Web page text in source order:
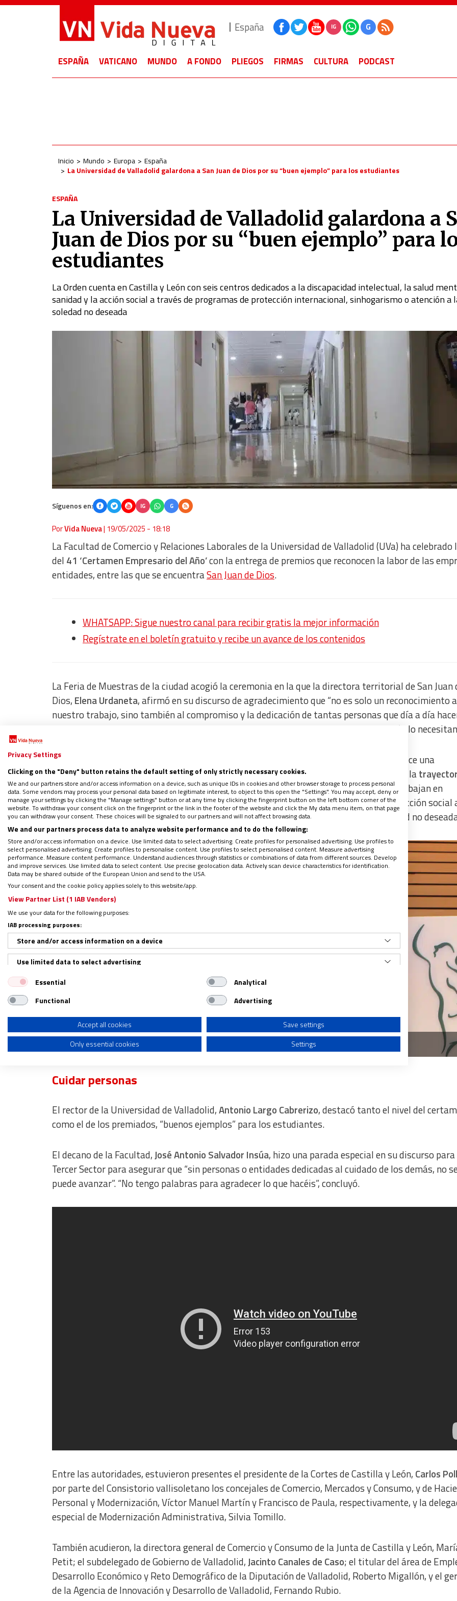
España IG G
ESPAÑA VATICANO MUNDO A FONDO PLIEGOS FIRMAS CULTURA PODCAST
Inicio Mundo Europa
España
La Universidad de Valladolid galardona a San Juan de Dios por su “buen ejemplo” para los estudiantes
ESPAÑA
La Universidad de Valladolid galardona a
Juan de Dios por su “buen ejemplo” para
estudiantes
La Orden cuenta en Castilla y León con seis centros dedicados a la discapacidad intelectual, la salud
sanidad y la acción social a través de programas de protección internacional, sinhogarismo o atención a
soledad no deseada
Síguenos en: IG G
PorVida Nueva| 19/05/2025 - 18:18
La Facultad de Comercio y Relaciones Laborales de la Universidad de Valladolid (UVa) ha celebrado
del 41 ‘Certamen Empresario del Año’con la entrega de premios que reconocen la labor de las
entidades, entre las que se encuentraSan Juan de Dios.
WHATSAPP: Sigue nuestro canal para recibir gratis la mejor información
Regístrate en el boletín gratuito y recibe un avance de los contenidos
La Feria de Muestras de la ciudad acogió la ceremonia en la que la directora territorial de San Juan
Dios, Elena Urdaneta, afirmó en su discurso de agradecimiento que “no es solo un reconocimiento a
nuestro trabajo, sino también al compromiso y la dedicación de tantas personas que día a día
posible nuestro trabajo: cuidar y acompañar a las personas en el momento en que más lo
Asimismo, señaló que el premio “refuerza nuestra convicción de que cada persona merece una
oportunidad y los apoyos necesarios para transformar su realidad” e hizo un repaso de la
Castilla y León, con seis centros ubicados en Valladolid, León, Palencia y Burgos, que trabajan en
diferentes sectores como la discapacidad intelectual, la salud mental, la sanidad y la acción social
través de programas de protección internacional, sinhogarismo, o atención a la soledad no
Premio Orden Hospitalaria San Juan de Dios en Valladolid
Cuidar personas
El rector de la Universidad de Valladolid,Antonio Largo Cabrerizo, destacó tanto el nivel del
como el de los premiados, “buenos ejemplos” para los estudiantes.
El decano de la Facultad,José Antonio Salvador Insúa, hizo una parada especial en su discurso
Tercer Sector para asegurar que “sin personas o entidades dedicadas al cuidado de los demás, no
puede avanzar”. “No tengo palabras para agradecer lo que hacéis”, concluyó.
Entre las autoridades, estuvieron presentes el presidente de la Cortes de Castilla y León, Carlos
por parte del Consistorio vallisoletano los concejales de Comercio, Mercados y Consumo, y de
Personal y Modernización, Víctor Manuel Martín y Francisco de Paula, respectivamente, y la
especial de Modernización Administrativa, Silvia Tomillo.
También acudieron, la directora general de Comercio y Consumo de la Junta de Castilla y León,
Petit; el subdelegado de Gobierno de Valladolid, Jacinto Canales de Caso; el titular del área de
Desarrollo Económico y Reto Demográfico de la Diputación de Valladolid, Roberto Migallón, y el
de la Agencia de Innovación y Desarrollo de Valladolid, Fernando Rubio.
Privacy Settings
Clicking on the "Deny" button retains the default setting of only strictly necessary cookies.
We and our partners store and/or access information on a device, such as unique IDs in cookies and other browser storage to process personal
data. Some vendors may process your personal data based on legitimate interest, to object to this open the "Settings". You may accept, deny or
manage your settings by clicking the "Manage settings" button or at any time by clicking the fingerprint button on the left bottom corner of the
website. To withdraw your consent click on the fingerprint or the link in the footer of the website and click the My data menu item, on that page
you can withdraw your consent. These choices will be signaled to our partners and will not affect browsing data.
We and our partners process data to analyze website performance and to do the following:
Store and/or access information on a device. Use limited data to select advertising. Create profiles for personalised advertising. Use profiles to
select personalised advertising. Create profiles to personalise content. Use profiles to select personalised content. Measure advertising
performance. Measure content performance. Understand audiences through statistics or combinations of data from different sources. Develop
and improve services. Use limited data to select content. Use precise geolocation data. Actively scan device characteristics for identification.
Data may be shared outside of the European Union and send to the USA.
Your consent and the cookie policy applies solely to this website/app.
View Partner List (1 IAB Vendors)
We use your data for the following purposes:
IAB processing purposes:
Store and/or access information on a device
Use limited data to select advertising
Create profiles for personalised advertising
Use profiles to select personalised advertising
Create profiles to personalise content
Use profiles to select personalised content
Measure content performance
Understand audiences through statistics or combinations of data from different sources
Develop and improve services
Use limited data to select content
IAB Special Features:
Use precise geolocation data
Essential
Analytical
Functional
Advertising
Accept all cookies
Save settings
Only essential cookies
Settings